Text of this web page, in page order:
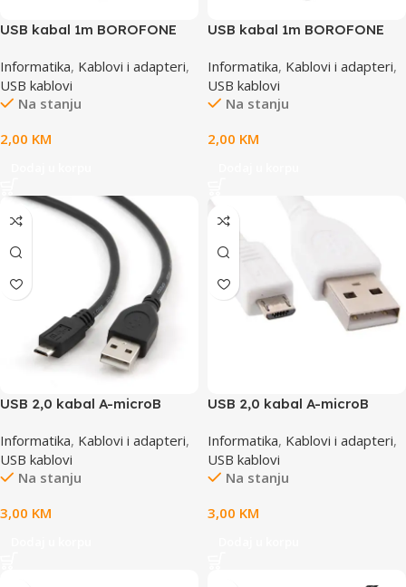
USB kabal 1m BOROFONE
data USB iPhone/lightning
black
Informatika, Kablovi i adapteri,
USB kablovi
Na stanju
2,00 KM
USB kabal 1m BOROFONE
data Micro black
Informatika, Kablovi i adapteri,
USB kablovi
Na stanju
2,00 KM
USB 2,0 kabal A-microB
AMBM-0.5M
Informatika, Kablovi i adapteri,
USB kablovi
Na stanju
3,00 KM
USB 2,0 kabal A-microB
AMBM-W-0.5M
Informatika, Kablovi i adapteri,
USB kablovi
Na stanju
3,00 KM